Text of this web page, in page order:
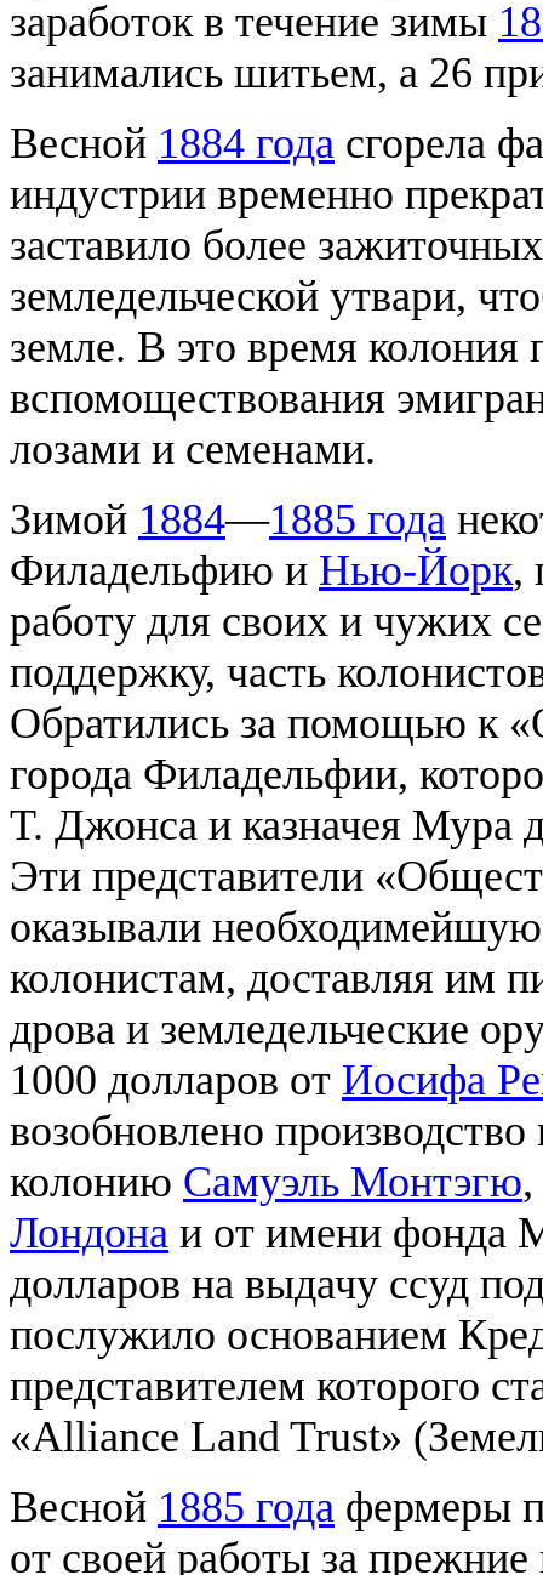
заработок в течение зимы
занимались шитьем, а 26
Весной 1884 года сгорела
индустрии временно
заставило более
земледельческой утвари,
земле. В это время
вспомоществования
лозами и семенами.
Зимой 1884—1885 года
Филадельфию и Нью-Йорк,
работу для своих и чужих
поддержку, часть
Обратились за помощью к
города Филадельфии,
T. Джонса и казначея Мура
Эти представители
оказывали
колонистам, доставляя им
дрова и земледельческие
1000 долларов от Иосифа
возобновлено
колонию Самуэль Монтэгю
Лондона и от имени фонда
долларов на выдачу ссуд
послужило основанием
представителем которого
«Alliance Land Trust»
Весной 1885 года фермеры
от своей работы за